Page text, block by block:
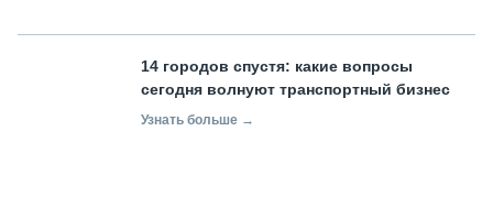
14 городов спустя: какие вопросы
сегодня волнуют транспортный бизнес
Узнать больше →